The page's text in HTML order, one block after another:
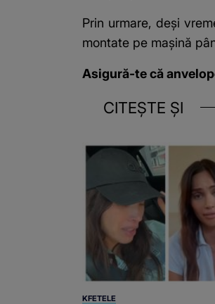
Prin urmare, deși
montate pe mașină
Asigură-te că
CITEȘTE ȘI
KFETELE